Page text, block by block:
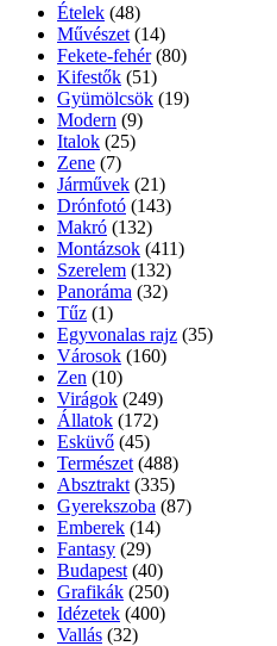
Ételek (48)
Művészet (14)
Fekete-fehér (80)
Kifestők (51)
Gyümölcsök (19)
Modern (9)
Italok (25)
Zene (7)
Járművek (21)
Drónfotó (143)
Makró (132)
Montázsok (411)
Szerelem (132)
Panoráma (32)
Tűz (1)
Egyvonalas rajz (35)
Városok (160)
Zen (10)
Virágok (249)
Állatok (172)
Esküvő (45)
Természet (488)
Absztrakt (335)
Gyerekszoba (87)
Emberek (14)
Fantasy (29)
Budapest (40)
Grafikák (250)
Idézetek (400)
Vallás (32)